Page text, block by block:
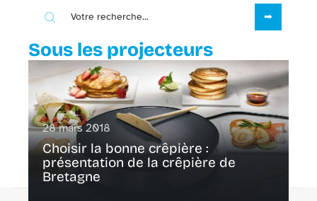
Sous les projecteurs
28 mars 2018
Choisir la bonne crêpière :
présentation de la crêpière de
Bretagne